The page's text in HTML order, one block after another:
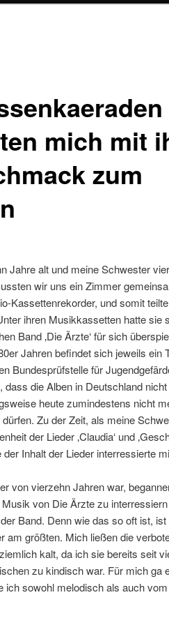
mich mit
zum
Jahre alt und meine Schwester
wir uns ein Zimmer
Kassettenrekorder, und somit
ihren Musikkassetten hatte sie
Band ‚Die Ärzte‘ für sich
Jahren befindet sich jeweils ein
Bundesprüfstelle für
dass die Alben in Deutschland
heute zumindestens nicht
Zu der Zeit, als meine
der Lieder ‚Claudia‘ und
Inhalt der Lieder interressierte
von vierzehn Jahren war,
von Die Ärzte zu
Band. Denn wie das so oft ist,
am größten. Mich ließen die
kalt, da ich sie bereits seit
zu kindisch war. Für mich ga
ich sowohl melodisch als auch